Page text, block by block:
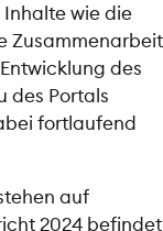
wie die
Zusammenarbeit
des
des Portals
fortlaufend
auf
2024 befindet